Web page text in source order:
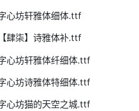
心坊轩雅体细体.ttf
肆柒】诗雅体补.ttf
心坊轩雅体纤细体.ttf
心坊诗雅体特细体.ttf
心坊猫的天空之城.ttf